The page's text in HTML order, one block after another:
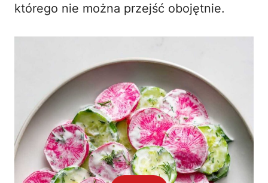
którego nie można przejść obojętnie.